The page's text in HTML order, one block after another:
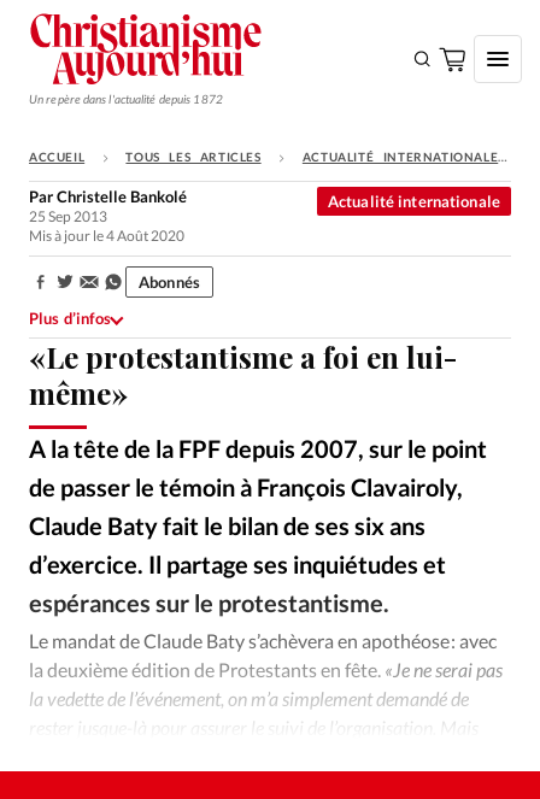
Un repère dans l'actualité depuis 1872
S'ABONNER
Monde
Opinions
Tous les articles
Faire un don
Emploi
Se connecter
Édition: Internationale
RUBRIQUES
Tous les articles
Actualité chrétienne
Actualité internationale
Chronique
Culture
Dossier
Eglises Génération réveil
Monde
Opinions
Publireportage
Relations Aujourd'hui
ACCUEIL TOUS LES ARTICLES ACTUALITÉ INTERNATIONALE
«Le protestantisme a foi en lui-
même»
A la tête de la FPF depuis 2007, sur le point
de passer le témoin à François Clavairoly,
Claude Baty fait le bilan de ses six ans
d’exercice. Il partage ses inquiétudes et
espérances sur le protestantisme.
Actualité internationale
ParChristelle Bankolé
25 Sep 2013
Mis à jour le 4 Août 2020
Partager:
Abonnés
Plus d’infos
Le mandat de Claude Baty s’achèvera en apothéose : avec
la deuxième édition de Protestants en fête. «Je ne serai pas
la vedette de l’événement, on m’a simplement demandé de
rester jusque-là pour assurer le suivi de l’organisation. Mais